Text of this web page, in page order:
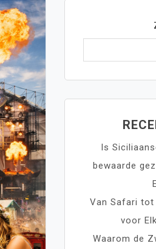
Is
bewaarde
Van Safari tot
voor
Waarom de